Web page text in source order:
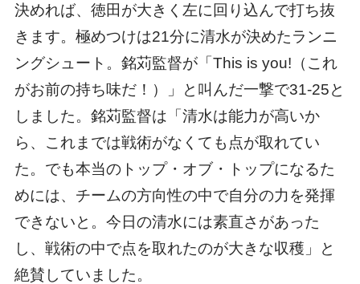
決めれば、徳田が大きく左に回り込んで打ち抜
きます。極めつけは21分に清水が決めたランニ
ングシュート。銘苅監督が「This is you!（これ
がお前の持ち味だ！）」と叫んだ一撃で31-25と
しました。銘苅監督は「清水は能力が高いか
ら、これまでは戦術がなくても点が取れてい
た。でも本当のトップ・オブ・トップになるた
めには、チームの方向性の中で自分の力を発揮
できないと。今日の清水には素直さがあった
し、戦術の中で点を取れたのが大きな収穫」と
絶賛していました。